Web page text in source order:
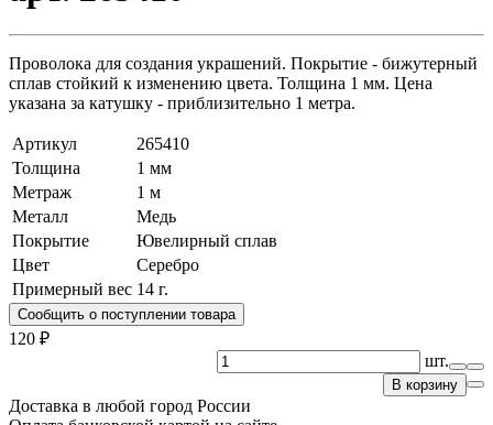
Проволока для создания украшений. Покрытие - бижутерный
сплав стойкий к изменению цвета. Толщина 1 мм. Цена
указана за катушку - приблизительно 1 метра.
Артикул
265410
Толщина
1 мм
Метраж
1 м
Металл
Медь
Покрытие
Ювелирный сплав
Цвет
Серебро
Примерный вес 14 г.
Сообщить о поступлении товара
120 ₽
шт.
В корзину
Доставка в любой город России